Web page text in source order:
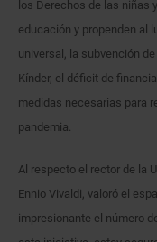
los Derechos de las niñas
educación y propenden al
universal, la subvención
Kínder, el déficit de
medidas necesarias para
pandemia.
Al respecto el rector de la
Ennio Vivaldi, valoró el
impresionante el número